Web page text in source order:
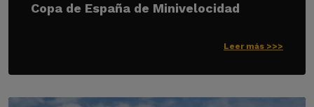
Copa de España de Minivelocidad
Leer más >>>